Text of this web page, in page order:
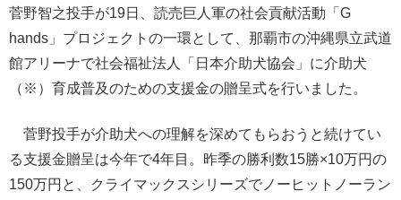
菅野智之投手が19日、読売巨人軍の社会貢献活動「G
hands」プロジェクトの一環として、那覇市の沖縄県立武道
館アリーナで社会福祉法人「日本介助犬協会」に介助犬
（※）育成普及のための支援金の贈呈式を行いました。
菅野投手が介助犬への理解を深めてもらおうと続けてい
る支援金贈呈は今年で4年目。昨季の勝利数15勝×10万円の
150万円と、クライマックスシリーズでノーヒットノーラン